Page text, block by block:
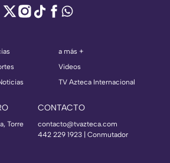
a más +
Videos
TV Azteca Internacional
Torre
CONTACTO
contacto@tvazteca.com
442 229 1923 | Conmutador